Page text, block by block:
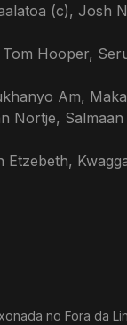
(c), Josh
Hooper,
Am,
Nortje,
no Fora da